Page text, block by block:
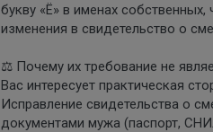
букву «Ё» в именах
изменения в свидетельство о
⚖️ Почему их требование не
Вас интересует практическая
Исправление свидетельства о
документами мужа (паспорт,